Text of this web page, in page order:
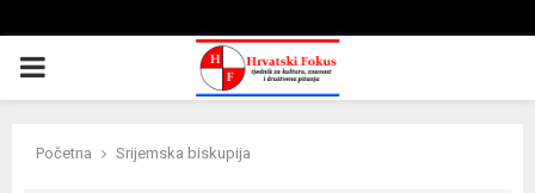
PRIMARY
Početna Srijemska biskupija